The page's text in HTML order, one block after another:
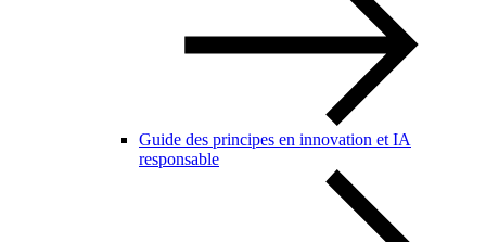
Guide des principes en innovation et IA
responsable